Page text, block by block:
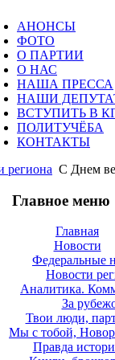
АНОНСЫ
ФОТО
О ПАРТИИ
О НАС
НАША ПРЕССА
НАШИ
ВСТУПИТЬ В
ПОЛИТУЧЁБА
КОНТАКТЫ
региона С Днем
Главное меню
Главная
Новости
Федеральные
Новости
Аналитика.
За
Твои люди,
Мы с тобой,
Правда